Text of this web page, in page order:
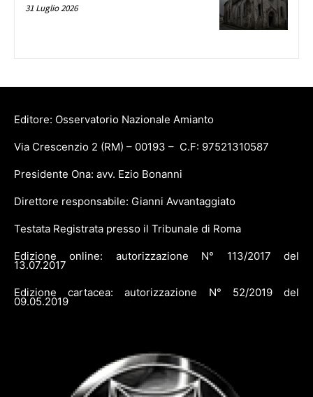
31 Luglio 2026
Editore: Osservatorio Nazionale Amianto
Via Crescenzio 2 (RM) – 00193 – C.F: 97521310587
Presidente Ona: avv. Ezio Bonanni
Direttore responsabile: Gianni Avvantaggiato
Testata Registrata presso il Tribunale di Roma
Edizione online: autorizzazione N° 113/2017 del
13.07.2017
Edizione cartacea: autorizzazione N° 52/2019 del
09.05.2019